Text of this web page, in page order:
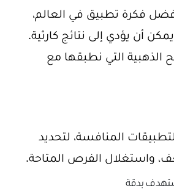
فكرة تطبيق في العالم،
أن يؤدي إلى نتائج كارثية.
الذهبية التي نطبقها مع
المنافسة، لتحديد
واستغلال الفرص المتاحة.
بدقة